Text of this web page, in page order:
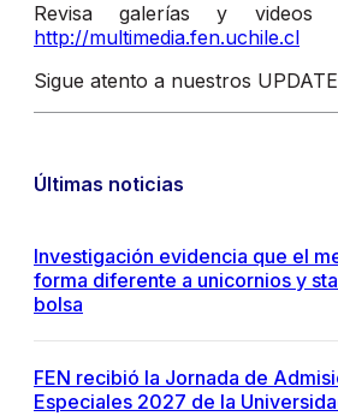
Revisa galerías y videos
http://multimedia.fen.uchile.cl
Sigue atento a nuestros
Últimas noticias
Investigación evidencia que el
forma diferente a unicornios y
bolsa
FEN recibió la Jornada de
Especiales 2027 de la